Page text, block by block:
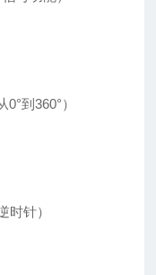
到360°）
时针）